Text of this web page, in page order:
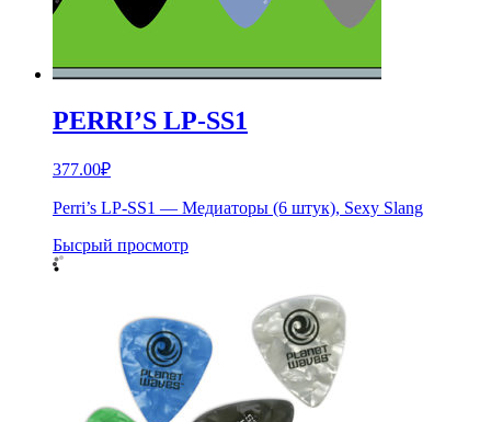
PERRI’S LP-SS1
377.00₽
Perri’s LP-SS1 — Медиаторы (6 штук), Sexy Slang
Бысрый просмотр